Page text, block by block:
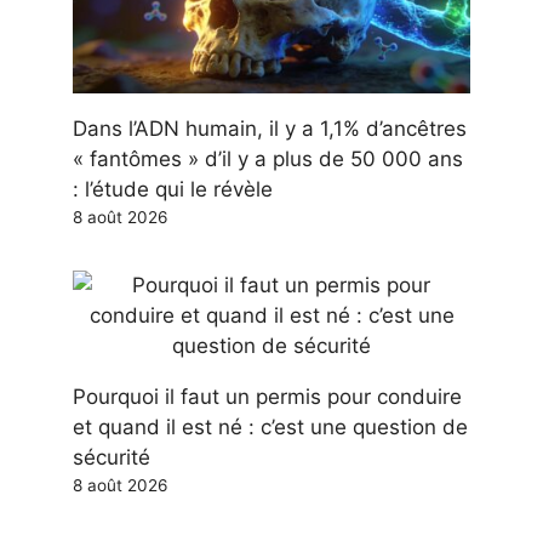
Dans l’ADN humain, il y a 1,1% d’ancêtres
« fantômes » d’il y a plus de 50 000 ans
: l’étude qui le révèle
8 août 2026
Pourquoi il faut un permis pour conduire
et quand il est né : c’est une question de
sécurité
8 août 2026